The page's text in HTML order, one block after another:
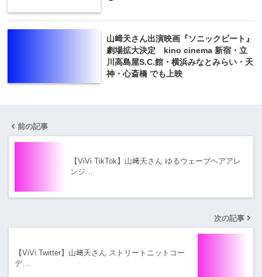
山﨑天さん出演映画『ソニックビート』
劇場拡大決定 kino cinema 新宿・立
川高島屋S.C.館・横浜みなとみらい・天
神・心斎橋 でも上映
前の記事
【ViVi TikTok】山﨑天さん ゆるウェーブヘアアレ
ンジ…
次の記事
【ViVi Twitter】山﨑天さん ストリートニットコー
デ…